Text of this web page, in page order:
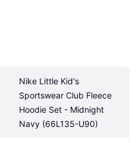
Nike Little Kid's
Sportswear Club Fleece
Hoodie Set - Midnight
Navy (66L135-U90)